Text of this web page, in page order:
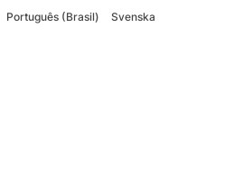
Português (Brasil) Svenska